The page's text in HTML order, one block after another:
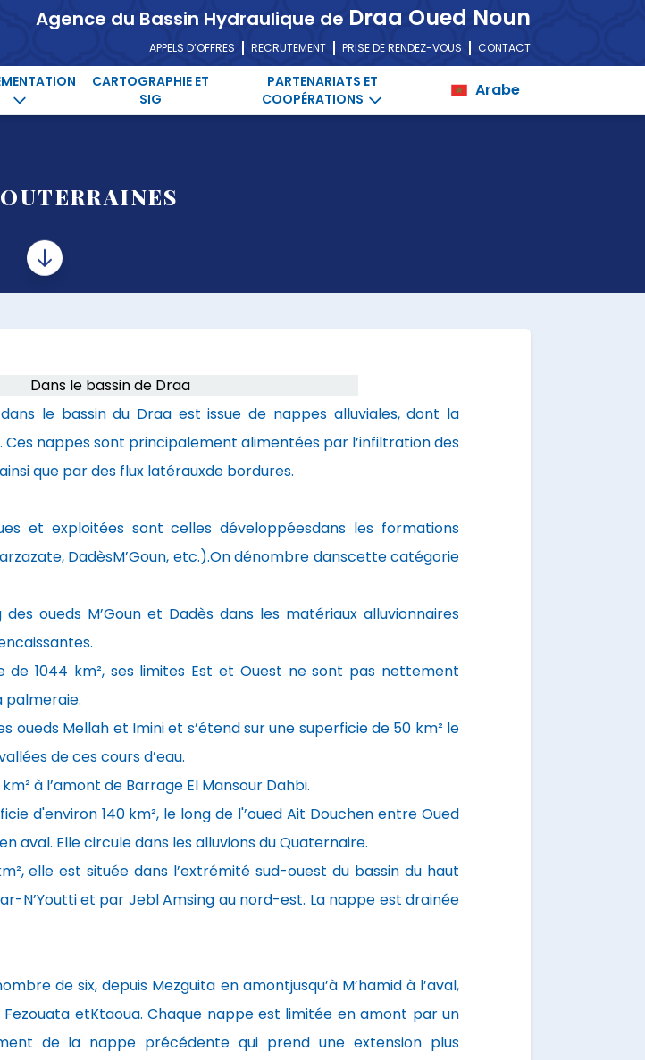
Agence du Bassin Hydraulique de Draa Oued Noun
APPELS D’OFFRES RECRUTEMENT PRISE DE RENDEZ-VOUS CONTACT
CARTOGRAPHIE ET
SIG
PARTENARIATS ET
COOPÉRATIONS
Arabe
de Draa
le bassin du Draa est issue de nappes alluviales, dont la
Ces nappes sont principalement alimentées par l’infiltration des
que par des flux latérauxde bordures.
et exploitées sont celles développéesdans les formations
DadèsM’Goun, etc.).On dénombre danscette catégorie
des oueds M’Goun et Dadès dans les matériaux alluvionnaires
de 1044 km², ses limites Est et Ouest ne sont pas nettement
palmeraie.
oueds Mellah et Imini et s’étend sur une superficie de 50 km² le
de ces cours d’eau.
à l’amont de Barrage El Mansour Dahbi.
d'environ 140 km², le long de l'’oued Ait Douchen entre Oued
aval. Elle circule dans les alluvions du Quaternaire.
elle est située dans l’extrémité sud-ouest du bassin du haut
N’Youtti et par Jebl Amsing au nord-est. La nappe est drainée
de six, depuis Mezguita en amontjusqu’à M’hamid à l’aval,
etKtaoua. Chaque nappe est limitée en amont par un
de la nappe précédente qui prend une extension plus